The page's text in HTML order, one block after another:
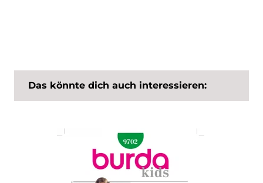
Das könnte dich auch interessieren: